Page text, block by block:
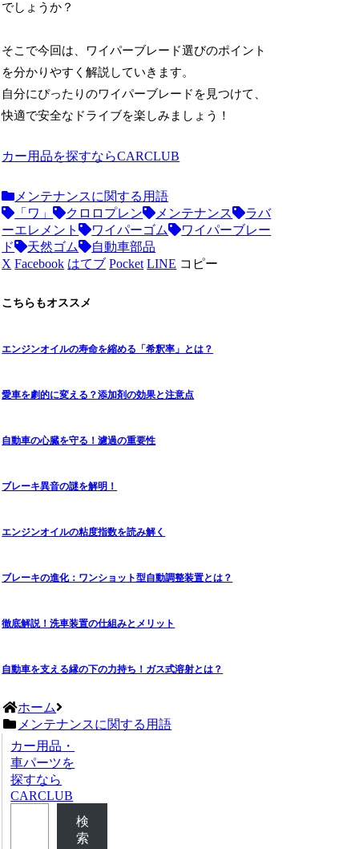
でしょうか？
そこで今回は、ワイパーブレード選びのポイント
を分かりやすく解説していきます。
自分にぴったりのワイパーブレードを見つけて、
快適で安全なドライブを楽しみましょう！
カー用品を探すならCARCLUB
メンテナンスに関する用語
「ワ」
クロロプレン メンテナンス
ラバ
ーエレメント
ワイパーゴム
ワイパーブレー
ド
天然ゴム
自動車部品
X Facebook はてブ Pocket LINE コピー
こちらもオススメ
エンジンオイルの寿命を縮める「希釈率」とは？
愛車を劇的に変える？添加剤の効果と注意点
自動車の心臓を守る！濾過の重要性
ブレーキ異音の謎を解明！
エンジンオイルの粘度指数を読み解く
ブレーキの進化：ワンショット型自動調整装置とは？
徹底解説！洗車装置の仕組みとメリット
自動車を支える縁の下の力持ち！ガス式溶射とは？
ホーム
メンテナンスに関する用語
カー用品・
車パーツを
探すなら
CARCLUB
検
索